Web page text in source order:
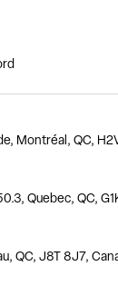
Montréal, QC,
Quebec, QC,
QC, J8T 8J7,